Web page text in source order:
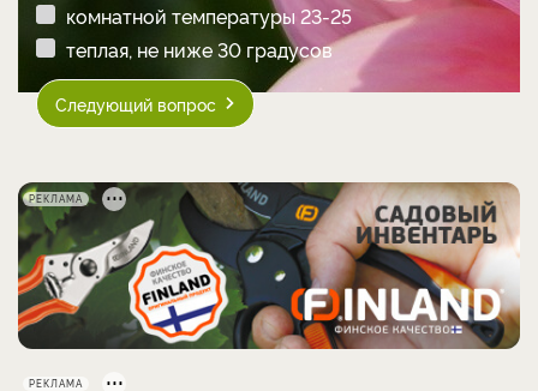
комнатной температуры 23-25
теплая, не ниже 30 градусов
Следующий вопрос
РЕКЛАМА
РЕКЛАМА